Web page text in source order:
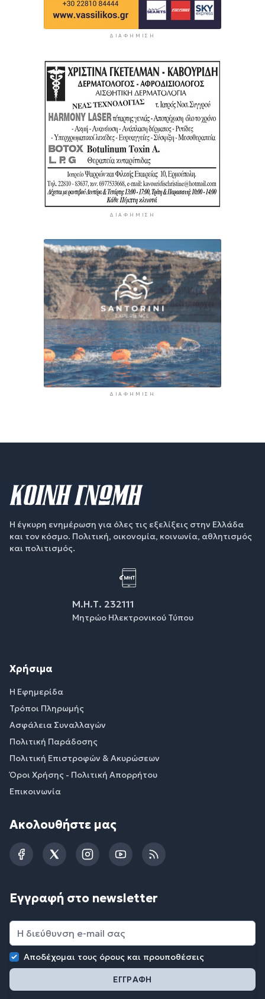
ΔΙΑΦΉΜΙΣΗ
ΔΙΑΦΉΜΙΣΗ
ΔΙΑΦΉΜΙΣΗ
Η έγκυρη ενημέρωση για όλες τις εξελίξεις στην Ελλάδα
και τον κόσμο. Πολιτική, οικονομία, κοινωνία, αθλητισμός
και πολιτισμός.
Μ.Η.Τ. 232111
Μητρώο Ηλεκτρονικού Τύπου
Χρήσιμα
Η Εφημερίδα
Τρόποι Πληρωμής
Ασφάλεια Συναλλαγών
Πολιτική Παράδοσης
Πολιτική Επιστροφών & Ακυρώσεων
Όροι Χρήσης - Πολιτική Απορρήτου
Επικοινωνία
Ακολουθήστε μας
FacebookTwitterInstagramYouTubeRSS
Εγγραφή στο newsletter
Αποδέχομαι τους όρους και προυποθέσεις